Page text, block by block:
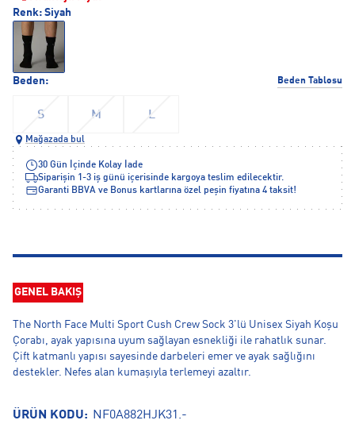
Beden: Beden Tablosu
S M L
Renk: Siyah
Mağazada bul
30 Gün İçinde Kolay İade
Siparişin 1-3 iş günü içerisinde kargoya teslim edilecektir.
Garanti BBVA ve Bonus kartlarına özel peşin fiyatına 4 taksit!
GENEL BAKIŞ
The North Face Multi Sport Cush Crew Sock 3'lü Unisex Siyah Koşu
Çorabı, ayak yapısına uyum sağlayan esnekliği ile rahatlık sunar.
Çift katmanlı yapısı sayesinde darbeleri emer ve ayak sağlığını
destekler. Nefes alan kumaşıyla terlemeyi azaltır.
ÜRÜN KODU: NF0A882HJK31.-